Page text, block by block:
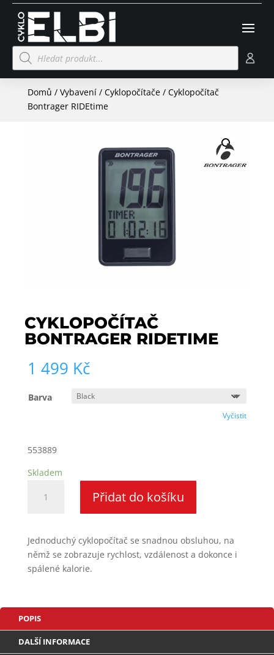
Products
search
Domů / Vybavení/ Cyklopočítače/ Cyklopočítač
Bontrager RIDEtime
CYKLOPOČÍTAČ
BONTRAGER RIDETIME
1 499 Kč
Barva
Vyčistit
553889
Skladem
Bontrager
Přidat do košíku
Jednoduchý cyklopočítač se snadnou obsluhou, na
němž se zobrazuje rychlost, vzdálenost a dokonce i
spálené kalorie.
POPIS
DALŠÍ INFORMACE